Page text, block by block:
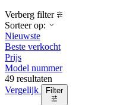
Verberg filter
Sorteer op:
Nieuwste
Beste verkocht
Prijs
Model nummer
49 resultaten
Vergelijk
Filter